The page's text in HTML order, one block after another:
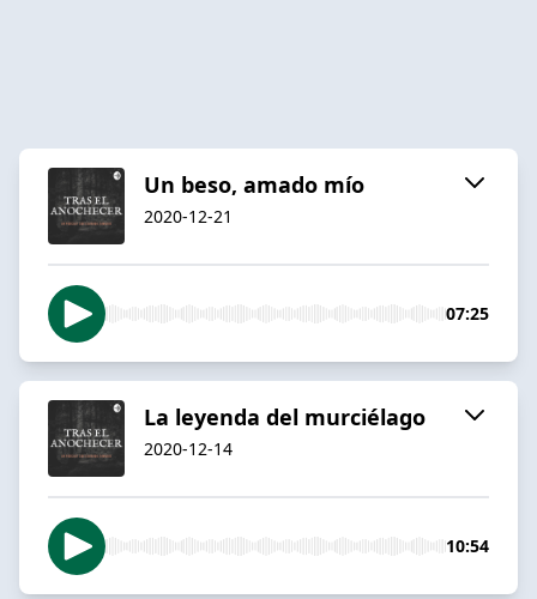
Un beso, amado mío
2020-12-21
07:25
La leyenda del murciélago
2020-12-14
10:54